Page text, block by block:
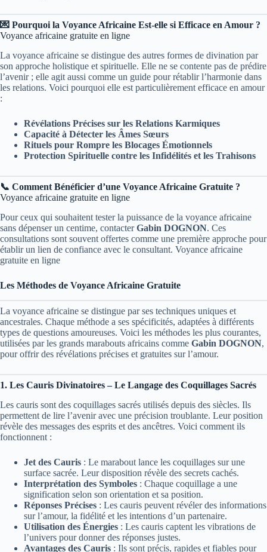
💌 Pourquoi la Voyance Africaine Est-elle si Efficace en Amour ?
Voyance africaine gratuite en ligne
La voyance africaine se distingue des autres formes de divination par
son approche holistique et spirituelle. Elle ne se contente pas de prédire
l’avenir ; elle agit aussi comme un guide pour rétablir l’harmonie dans
les relations. Voici pourquoi elle est particulièrement efficace en amour
:
Révélations Précises sur les Relations Karmiques
Capacité à Détecter les Âmes Sœurs
Rituels pour Rompre les Blocages Émotionnels
Protection Spirituelle contre les Infidélités et les Trahisons
📞 Comment Bénéficier d’une Voyance Africaine Gratuite ?
Voyance africaine gratuite en ligne
Pour ceux qui souhaitent tester la puissance de la voyance africaine
sans dépenser un centime, contacterGabin DOGNON. Ces
consultations sont souvent offertes comme une première approche pour
établir un lien de confiance avec le consultant. Voyance africaine
gratuite en ligne
Les Méthodes de Voyance Africaine Gratuite
La voyance africaine se distingue par ses techniques uniques et
ancestrales. Chaque méthode a ses spécificités, adaptées à différents
types de questions amoureuses. Voici les méthodes les plus courantes,
utilisées par les grands marabouts africains comme Gabin DOGNON,
pour offrir des révélations précises et gratuites sur l’amour.
1. Les Cauris Divinatoires – Le Langage des Coquillages Sacrés
Les cauris sont des coquillages sacrés utilisés depuis des siècles. Ils
permettent de lire l’avenir avec une précision troublante. Leur position
révèle des messages des esprits et des ancêtres. Voici comment ils
fonctionnent :
Jet des Cauris : Le marabout lance les coquillages sur une
surface sacrée. Leur disposition révèle des secrets cachés.
Interprétation des Symboles : Chaque coquillage a une
signification selon son orientation et sa position.
Réponses Précises : Les cauris peuvent révéler des informations
sur l’amour, la fidélité et les intentions d’un partenaire.
Utilisation des Énergies : Les cauris captent les vibrations de
l’univers pour donner des réponses justes.
Avantages des Cauris : Ils sont précis, rapides et fiables pour